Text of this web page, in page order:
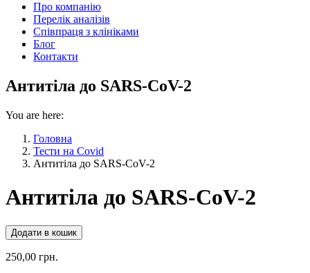
Про компанію
Перелік аналізів
Співпраця з клініками
Блог
Контакти
Антитіла до SARS-CoV-2
You are here:
Головна
Тести на Covid
Антитіла до SARS-CoV-2
Антитіла до SARS-CoV-2
Додати в кошик
250,00 грн.